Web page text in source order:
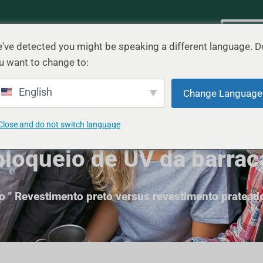
versus
de UV da
"Revestimento preto versus revestimento
detected you might be speaking a different language.
want to change to:
English Change Language
and do not switch language